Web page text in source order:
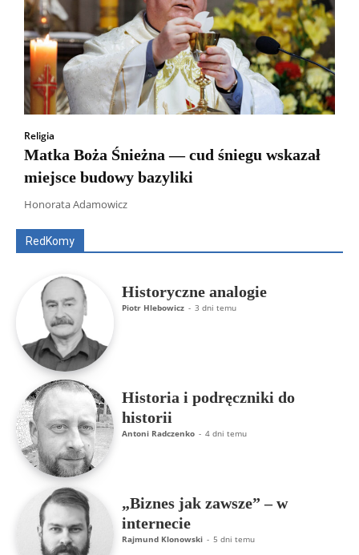
Religia
Matka Boża Śnieżna — cud śniegu wskazał
miejsce budowy bazyliki
Honorata Adamowicz
RedKomy
Wszyscy Aleksander Borowik
ks. Jarosław Wąsowicz SDB
Historyczne analogie
Piotr Hlebowicz - 3 dni temu
Historia i podręczniki do
historii
Antoni Radczenko - 4 dni temu
„Biznes jak zawsze” – w
internecie
Rajmund Klonowski - 5 dni temu